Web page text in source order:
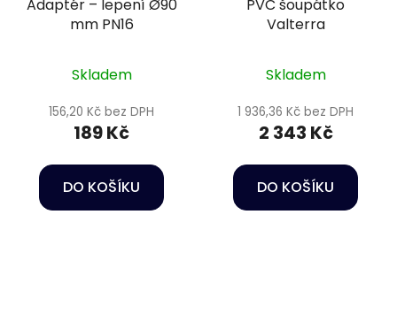
Adaptér – lepení Ø90
mm PN16
Skladem
156,20 Kč bez DPH
189 Kč
DO KOŠÍKU
PVC šoupátko
Valterra
Skladem
1 936,36 Kč bez DPH
2 343 Kč
DO KOŠÍKU